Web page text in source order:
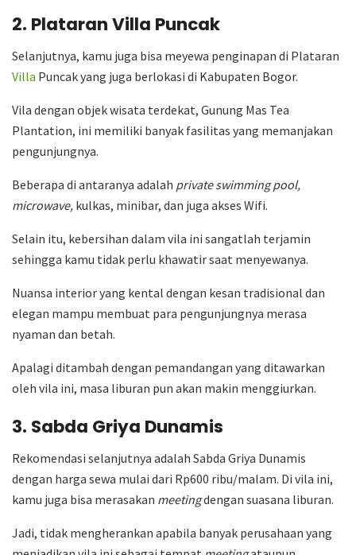
2. Plataran Villa Puncak
Selanjutnya, kamu juga bisa meyewa penginapan di Plataran
Villa Puncak yang juga berlokasi di Kabupaten Bogor.
Vila dengan objek wisata terdekat, Gunung Mas Tea
Plantation, ini memiliki banyak fasilitas yang memanjakan
pengunjungnya.
Beberapa di antaranya adalah private swimming pool,
microwave, kulkas, minibar, dan juga akses Wifi.
Selain itu, kebersihan dalam vila ini sangatlah terjamin
sehingga kamu tidak perlu khawatir saat menyewanya.
Nuansa interior yang kental dengan kesan tradisional dan
elegan mampu membuat para pengunjungnya merasa
nyaman dan betah.
Apalagi ditambah dengan pemandangan yang ditawarkan
oleh vila ini, masa liburan pun akan makin menggiurkan.
3. Sabda Griya Dunamis
Rekomendasi selanjutnya adalah Sabda Griya Dunamis
dengan harga sewa mulai dari Rp600 ribu/malam. Di vila ini,
kamu juga bisa merasakan meetingdengan suasana liburan.
Jadi, tidak mengherankan apabila banyak perusahaan yang